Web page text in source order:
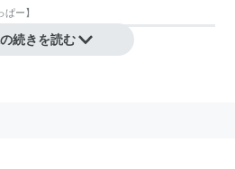
ぱー】
レーニングの一つ。
続きを読む